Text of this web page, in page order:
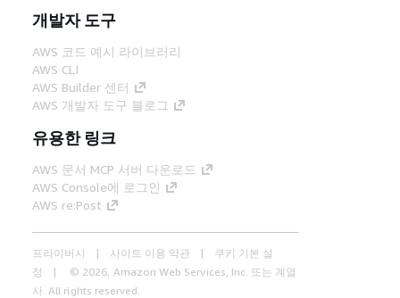
개발자 도구
AWS 코드 예시 라이브러리
AWS CLI
AWS Builder 센터
AWS 개발자 도구 블로그
유용한 링크
AWS 문서 MCP 서버 다운로드
AWS Console에 로그인
AWS re:Post
프라이버시 사이트 이용 약관
쿠키 기본 설
정
© 2026, Amazon Web Services, Inc. 또는 계열
사. All rights reserved.